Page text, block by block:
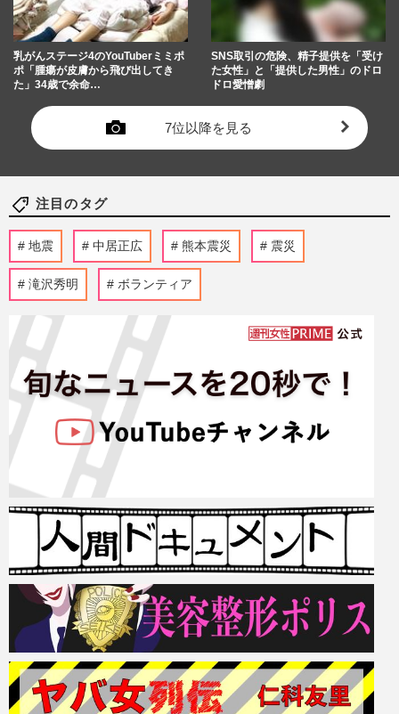
乳がんステージ4のYouTuberミミポ
ポ「腫瘍が皮膚から飛び出してき
た」34歳で余命…
SNS取引の危険、精子提供を「受け
た女性」と「提供した男性」のドロ
ドロ愛憎劇
7位以降を見る
注目のタグ
地震 中居正広 熊本震災 震災
滝沢秀明 ボランティア